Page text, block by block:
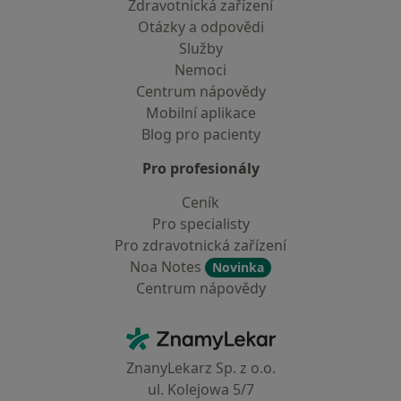
Zdravotnická zařízení
Otázky a odpovědi
Služby
Nemoci
Centrum nápovědy
Mobilní aplikace
Blog pro pacienty
Pro profesionály
Ceník
Pro specialisty
Pro zdravotnická zařízení
Noa Notes
Novinka
Centrum nápovědy
ZnamyLekar - Hlavní stránka
ZnanyLekarz Sp. z o.o.
ul. Kolejowa 5/7